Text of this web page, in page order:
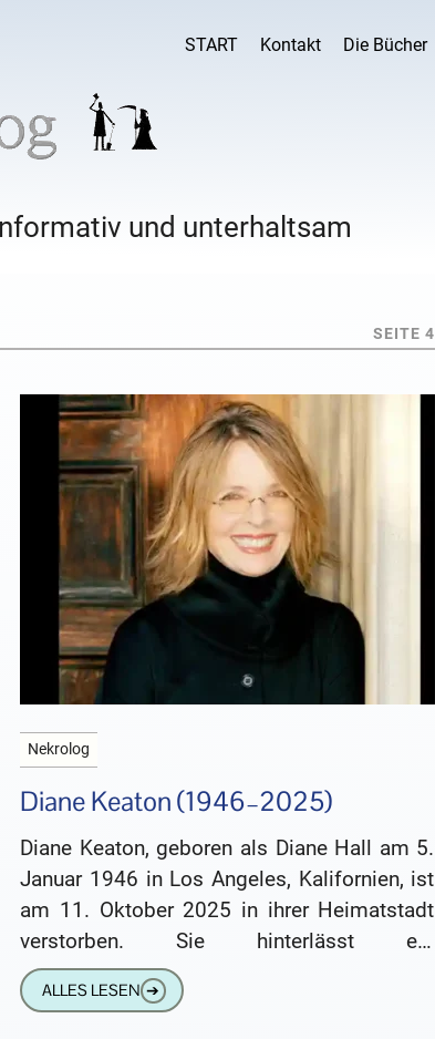
START Kontakt Die Bücher
und unterhaltsam
SEITE 4
Nekrolog
Diane Keaton (1946–2025)
Diane Keaton, geboren als Diane Hall am 5.
Januar 1946 in Los Angeles, Kalifornien, ist
am 11. Oktober 2025 in ihrer Heimatstadt
verstorben. Sie hinterlässt ein
unauslöschliches Erbe in der
ALLES LESEN ➔